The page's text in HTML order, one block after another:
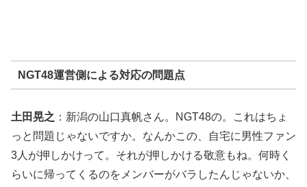
NGT48運営側による対応の問題点
土田晃之 ：新潟の山口真帆さん。NGT48の。これはちょ
っと問題じゃないですか。なんかこの、自宅に男性ファン
3人が押しかけって。それが押しかける敬意もね。何時く
らいに帰ってくるのをメンバーがバラしたんじゃないか、